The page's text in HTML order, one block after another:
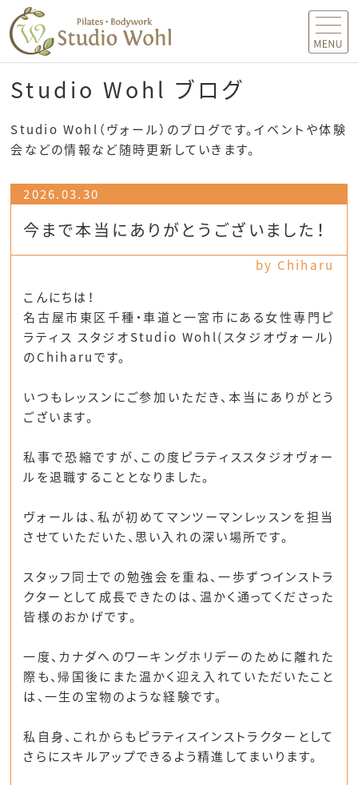
MENU
Studio Wohl ブログ
Studio Wohl（ヴォール）のブログです。イベントや体験
会などの情報など随時更新していきます。
2026.03.30
今まで本当にありがとうございました！
by Chiharu
こんにちは！
名古屋市東区千種・車道と一宮市にある女性専門ピ
ラティス スタジオStudio Wohl(スタジオヴォール)
のChiharuです。
いつもレッスンにご参加いただき、本当にありがとう
ございます。
私事で恐縮ですが、この度ピラティススタジオヴォー
ルを退職することとなりました。
ヴォールは、私が初めてマンツーマンレッスンを担当
させていただいた、思い入れの深い場所です。
スタッフ同士での勉強会を重ね、一歩ずつインストラ
クターとして成長できたのは、温かく通ってくださった
皆様のおかげです。
一度、カナダへのワーキングホリデーのために離れた
際も、帰国後にまた温かく迎え入れていただいたこと
は、一生の宝物のような経験です。
私自身、これからもピラティスインストラクターとして
さらにスキルアップできるよう精進してまいります。